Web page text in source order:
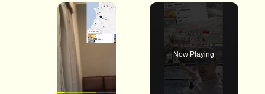
×
Now Playing